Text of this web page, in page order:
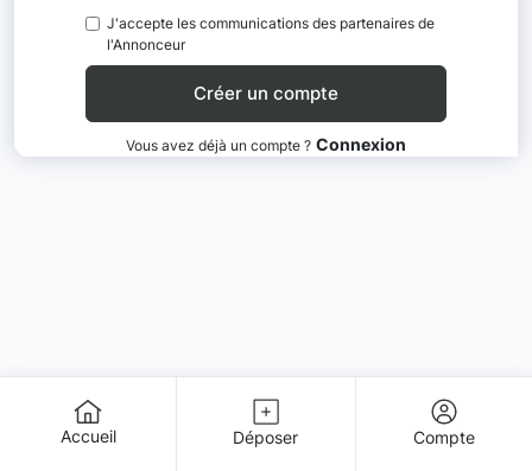
J'accepte les communications des partenaires de
l'Annonceur
Vous avez déjà un compte ? Connexion
Accueil Déposer Compte